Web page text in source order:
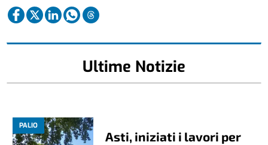
Ultime Notizie
PALIO
Asti, iniziati i lavori per